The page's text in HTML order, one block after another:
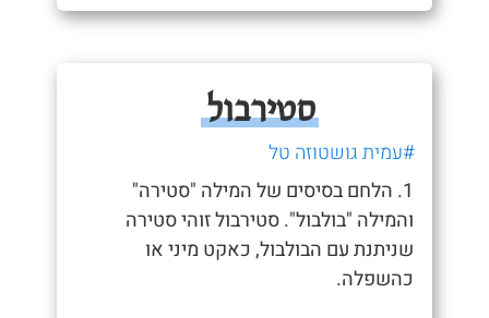
סטירבול
#עמית גושטוזה טל
1. הלחם בסיסים של המילה "סטירה"
והמילה "בולבול". סטירבול זוהי סטירה
שניתנת עם הבולבול, כאקט מיני או
כהשפלה.